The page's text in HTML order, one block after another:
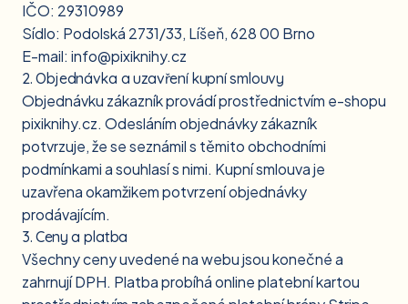
IČO: 29310989
Sídlo: Podolská 2731/33, Líšeň, 628 00 Brno
E-mail: info@pixiknihy.cz
2. Objednávka a uzavření kupní smlouvy
Objednávku zákazník provádí prostřednictvím e-shopu
pixiknihy.cz. Odesláním objednávky zákazník
potvrzuje, že se seznámil s těmito obchodními
podmínkami a souhlasí s nimi. Kupní smlouva je
uzavřena okamžikem potvrzení objednávky
prodávajícím.
3. Ceny a platba
Všechny ceny uvedené na webu jsou konečné a
zahrnují DPH. Platba probíhá online platební kartou